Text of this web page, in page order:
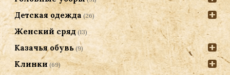
Детская одежда (26)
Женский сряд (13)
Казачья обувь (9)
Клинки (69)